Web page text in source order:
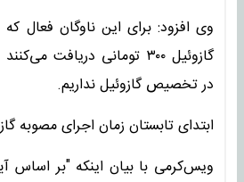
وی افزود: برای این ناوگان فعال که
گازوئیل ۳۰۰ تومانی دریافت
در تخصیص گازوئیل نداریم.
ابتدای تابستان زمان اجرای مصوبه
ویس‌کرمی با بیان اینکه "بر اساس